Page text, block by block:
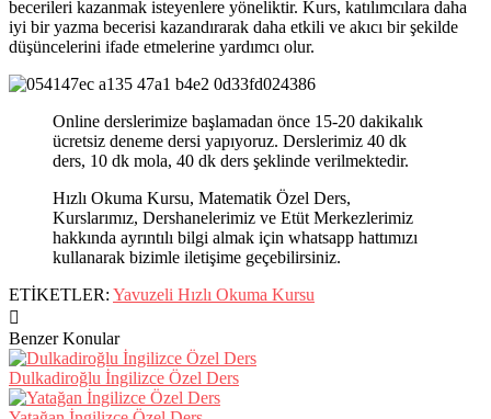
becerileri kazanmak isteyenlere yöneliktir. Kurs, katılımcılara daha
iyi bir yazma becerisi kazandırarak daha etkili ve akıcı bir şekilde
düşüncelerini ifade etmelerine yardımcı olur.
Online derslerimize başlamadan önce 15-20 dakikalık
ücretsiz deneme dersi yapıyoruz. Derslerimiz 40 dk
ders, 10 dk mola, 40 dk ders şeklinde verilmektedir.
Hızlı Okuma Kursu, Matematik Özel Ders,
Kurslarımız, Dershanelerimiz ve Etüt Merkezlerimiz
hakkında ayrıntılı bilgi almak için whatsapp hattımızı
kullanarak bizimle iletişime geçebilirsiniz.
ETİKETLER: Yavuzeli Hızlı Okuma Kursu
Benzer Konular
Dulkadiroğlu İngilizce Özel Ders